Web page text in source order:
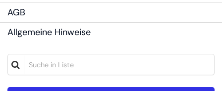
AGB
Allgemeine Hinweise
Suche in Liste